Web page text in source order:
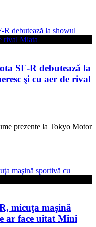
SF-R debutează la
şi cu aer de rival
prezente la Tokyo Motor
micuţa maşină
ar face uitat Mini